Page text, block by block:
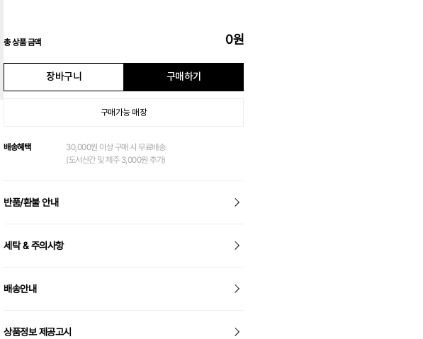
총 상품 금액 0원
장바구니 구매하기
구매가능 매장
배송혜택
30,000원 이상 구매 시 무료배송.
(도서산간 및 제주 3,000원 추가)
반품/환불 안내
세탁 & 주의사항
배송안내
상품정보 제공고시